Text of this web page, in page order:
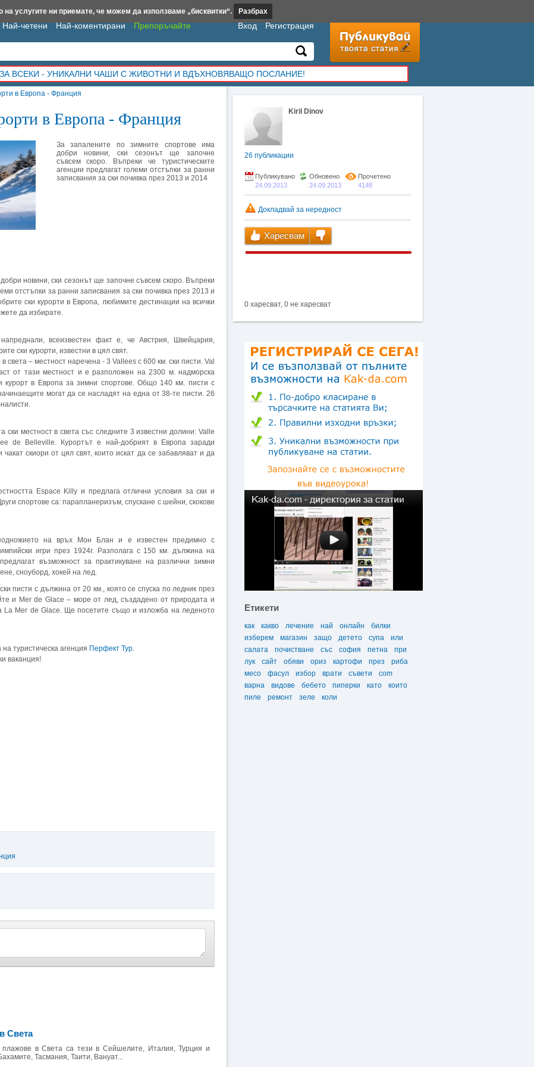
в Европа - Франция
в Европа - Франция
За запалените по зимните спортове има
добри новини, ски сезонът ще започне
съвсем скоро. Въпреки че туристическите
агенции предлагат големи отстъпки за ранни
записвания за ски почивка през 2013 и 2014
новини, ски сезонът ще започне съвсем скоро. Въпреки
отстъпки за ранни записвания за ски почивка през 2013 и
ски курорти в Европа, любимите дестинации на всички
да избирате.
всеизвестен факт е, че Австрия, Швейцария,
ски курорти, известни в цял свят.
света – местност наречена - 3 Vallees с 600 км. ски писти. Val
от тази местност и е разположен на 2300 м. надморска
курорт в Европа за зимни спортове. Общо 140 км. писти с
могат да се насладят на една от 38-те писти. 26
ски местност в света със следните 3 известни долини: Valle
de Belleville. Курортът е най-добрият в Европа заради
скиори от цял свят, които искат да се забавляват и да
Espace Killy и предлага отлични условия за ски и
спортове са: парапланеризъм, спускане с шейни, скокове
на връх Мон Блан и е известен предимно с
игри през 1924г. Разполага с 150 км. дължина на
възможност за практикуване на различни зимни
сноуборд, хокей на лед.
писти с дължина от 20 км., която се спуска по ледник през
и Mer de Glace – море от лед, създадено от природата и
La Mer de Glace. Ще посетите също и изложба на леденото
туристическа агенция Перфект Тур.
ваканция!
Света
плажове в Света са тези в Сейшелите, Италия, Турция и
Тасмания, Таити, Вануат...
Kiril Dinov
26 публикации
Публикувано
24.09.2013
Обновено
24.09.2013
Прочетено
4148
Докладвай за нередност
Харесвам
0 харесват, 0 не харесват
Етикети
как какво лечение най онлайн
билки
изберем
магазин защо детето супа
или
салата
почистване със софия петна
при
лук
сайт обяви ориз картофи през
риба
месо
фасул избор врати съвети
com
варна
видове бебето пиперки като
които
пиле
ремонт зеле коли
Най-четени Най-коментирани Препоръчайте Вход Регистрация
ВСЕКИ - УНИКАЛНИ ЧАШИ С ЖИВОТНИ И ВДЪХНОВЯВАЩО ПОСЛАНИЕ!
услугите ни приемате, че можем да използваме „бисквитки“. Разбрах